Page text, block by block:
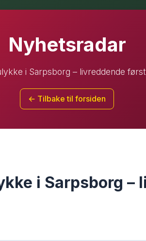
Nyhetsradar
i Sarpsborg – livreddende
← Tilbake til forsiden
i Sarpsborg –